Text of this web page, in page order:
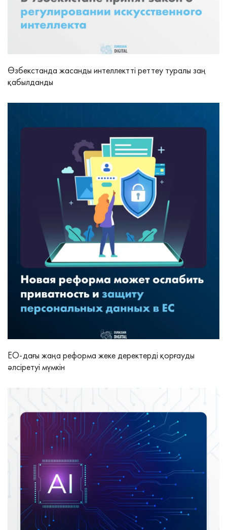
Өзбекстанда жасанды интеллектті реттеу туралы заң
қабылданды
ЕО-дағы жаңа реформа жеке деректерді қорғауды
әлсіретуі мүмкін